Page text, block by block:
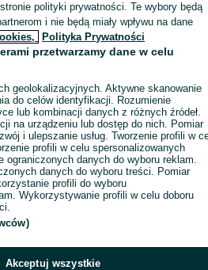
Wyświetlenia:
Wyślij wiadomość
polityki prywatności. Te wybory będą
i nie będą miały wpływu na dane
Polityka Prywatności
przetwarzamy dane w celu
geolokalizacyjnych. Aktywne skanowanie
do celów identyfikacji. Rozumienie
lub kombinacji danych z różnych źródeł.
na urządzeniu lub dostęp do nich. Pomiar
i ulepszanie usług. Tworzenie profili w
profili w celu spersonalizowanych
ograniczonych danych do wyboru reklam.
danych do wyboru treści. Pomiar
profili do wyboru
Wykorzystywanie profili w celu doboru
Akceptuj wszystkie